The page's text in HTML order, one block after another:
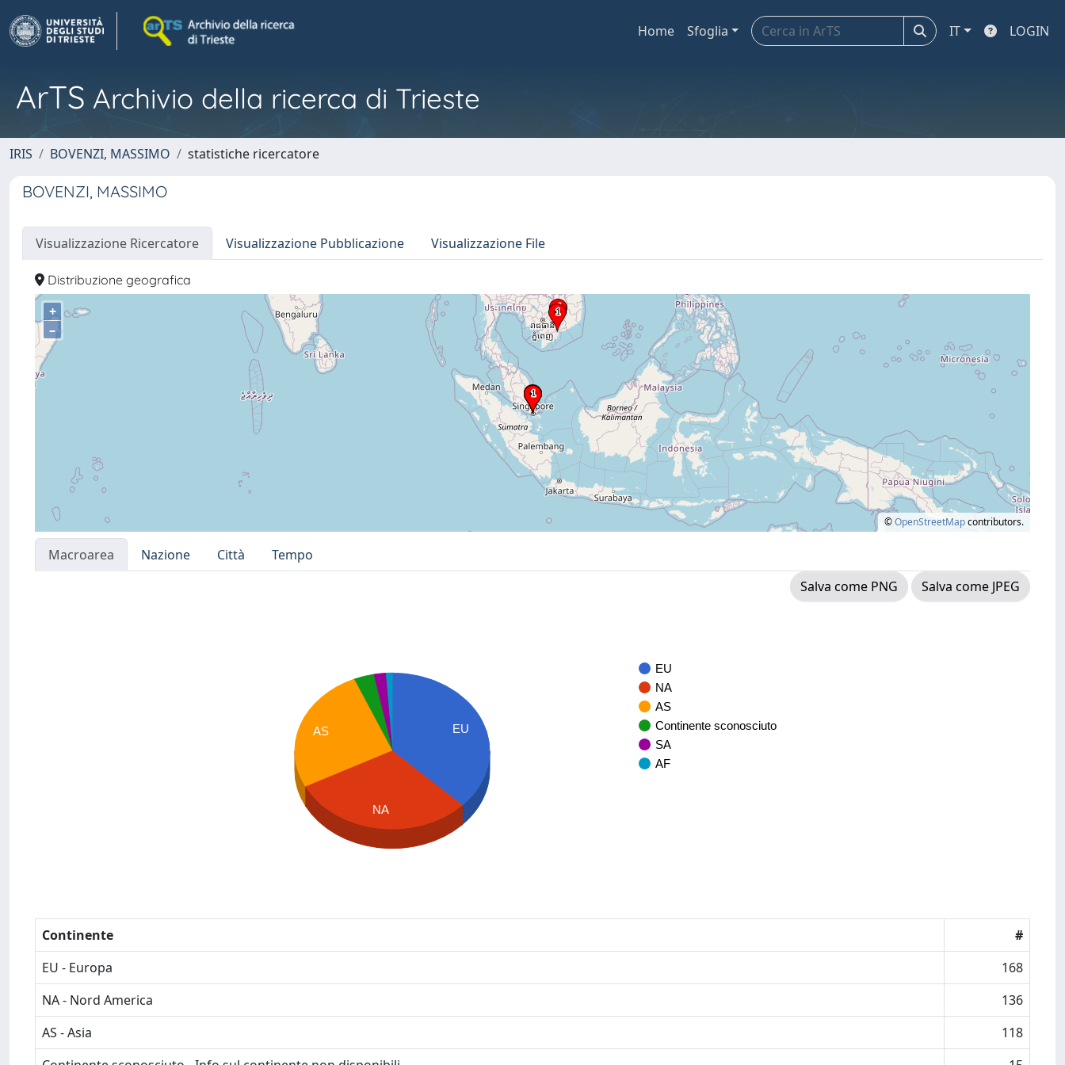
Home Sfoglia IT LOGIN
ArTS Archivio della ricerca di Trieste
IRIS BOVENZI, MASSIMO statistiche ricercatore
BOVENZI, MASSIMO
Visualizzazione Ricercatore Visualizzazione Pubblicazione Visualizzazione File
Distribuzione geografica
+
–
©OpenStreetMapcontributors.
Macroarea Nazione Città
Tempo
Salva come PNG
Salva come JPEG
EU
NA
AS
Continente sconosciuto
SA
AF
EU
AS
NA
Continente
#
EU - Europa
168
NA - Nord America
136
AS - Asia
118